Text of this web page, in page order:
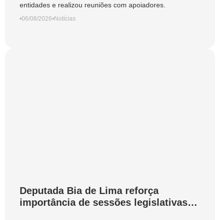
entidades e realizou reuniões com apoiadores.
•06/08/2026•Notícias
Deputada Bia de Lima reforça
importância de sessões legislativas